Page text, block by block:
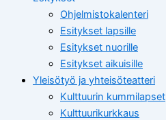
Ohjelmistokalenteri
Esitykset lapsille
Esitykset nuorille
Esitykset aikuisille
Yleisötyö ja yhteisöteatteri
Kulttuurin kummilapset
Kulttuurikurkkaus